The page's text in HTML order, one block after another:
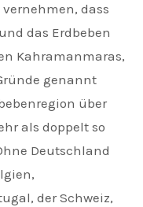
dass
das Erdbeben
Kahramanmaras,
genannt
über
als doppelt so
Deutschland
der Schweiz,